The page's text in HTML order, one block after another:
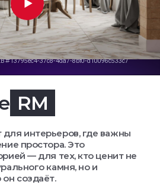
RM
интерьеров, где важны
простора. Это
— для тех, кто ценит не
камня, но и
создаёт.